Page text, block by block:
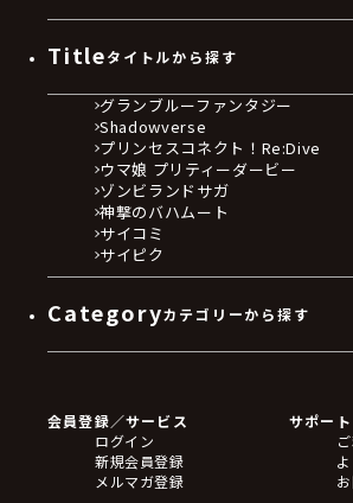
Titleタイトルから探す
グランブルーファンタジー
Shadowverse
プリンセスコネクト！Re:Dive
ウマ娘 プリティーダービー
ゾンビランドサガ
神撃のバハムート
サイコミ
サイピク
Categoryカテゴリーから探す
フィギュア
アクリルスタンド
バッジ
キーホルダー・ストラップ
会員登録／サービス
ログイン
新規会員登録
メルマガ登録
サポート